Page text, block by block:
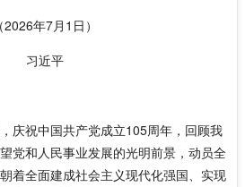
（2026年7月1日）
习近平
庆祝中国共产党成立105周年，回顾我
党和人民事业发展的光明前景，动员全
着全面建成社会主义现代化强国、实现